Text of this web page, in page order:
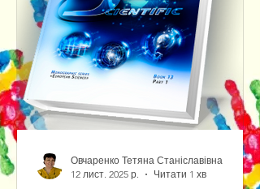
Овчаренко Тетяна Станіславівна
12 лист. 2025 р.
Читати 1 хв